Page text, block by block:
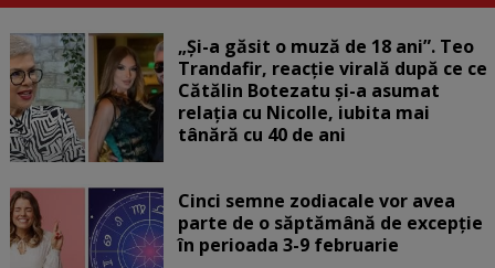
„Și-a găsit o muză de 18 ani”. Teo
Trandafir, reacție virală după ce ce
Cătălin Botezatu și-a asumat
relația cu Nicolle, iubita mai
tânără cu 40 de ani
Cinci semne zodiacale vor avea
parte de o săptămână de excepție
în perioada 3-9 februarie